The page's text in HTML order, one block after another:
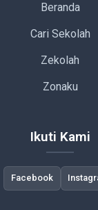
Beranda
Cari Sekolah
Zekolah
Zonaku
Ikuti Kami
Facebook